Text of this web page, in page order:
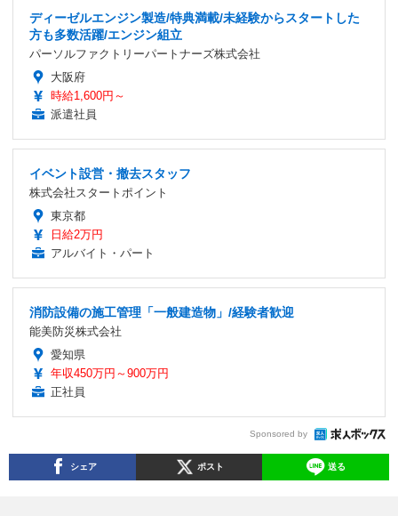
ディーゼルエンジン製造/特典満載/未経験からスタートした
方も多数活躍/エンジン組立
パーソルファクトリーパートナーズ株式会社
大阪府
時給1,600円～
派遣社員
イベント設営・撤去スタッフ
株式会社スタートポイント
東京都
日給2万円
アルバイト・パート
消防設備の施工管理「一般建造物」/経験者歓迎
能美防災株式会社
愛知県
年収450万円～900万円
正社員
Sponsored by
シェア ポスト 送る